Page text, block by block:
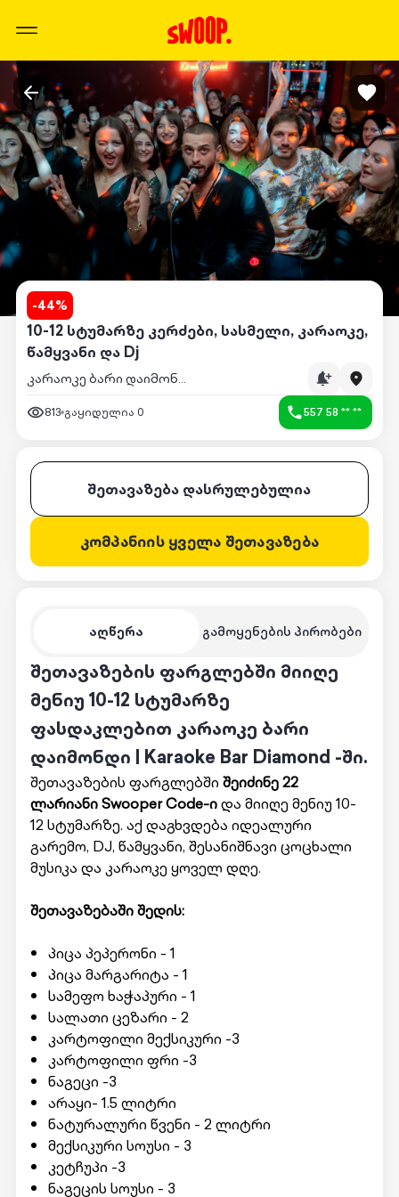
-44%
10-12 სტუმარზე კერძები, სასმელი, კარაოკე,
წამყვანი და Dj
კარაოკე ბარი დაიმონდი
813 გაყიდულია 0 557 58 ** **
აღწერა გამოყენების პირობები
შეთავაზების ფარგლებში მიიღე
მენიუ 10-12 სტუმარზე
ფასდაკლებით კარაოკე ბარი
დაიმონდი | Karaoke Bar Diamond -ში.
შეთავაზების ფარგლებში შეიძინე 22
ლარიანი Swooper Code-იდა მიიღე მენიუ10-
12 სტუმარზე. აქ დაგხვდება იდეალური
გარემო, DJ, წამყვანი, შესანიშნავი ცოცხალი
მუსიკა და კარაოკე ყოველ დღე.
შეთავაზებაში შედის:
პიცა პეპერონი - 1
პიცა მარგარიტა - 1
სამეფო ხაჭაპური - 1
სალათი ცეზარი - 2
კარტოფილი მექსიკური -3
კარტოფილი ფრი -3
ნაგეცი -3
არაყი- 1.5 ლიტრი
ნატურალური წვენი - 2 ლიტრი
მექსიკური სოუსი - 3
კეტჩუპი -3
ნაგეცის სოუსი - 3
შეთავაზება დასრულებულია
კომპანიის ყველა შეთავაზება